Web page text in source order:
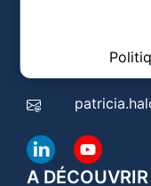
75014 PARIS
A DÉCOUVRIR